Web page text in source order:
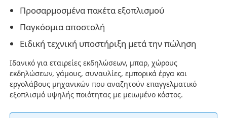
Σπίτι
Προϊόντα
Βίντεο
Προσαρμοσμένα πακέτα εξοπλισμού
Παγκόσμια αποστολή
Ειδική τεχνική υποστήριξη μετά την πώληση
Ιδανικό για εταιρείες εκδηλώσεων, μπαρ, χώρους
εκδηλώσεων, γάμους, συναυλίες, εμπορικά έργα και
εργολάβους μηχανικών που αναζητούν επαγγελματικό
εξοπλισμό υψηλής ποιότητας με μειωμένο κόστος.